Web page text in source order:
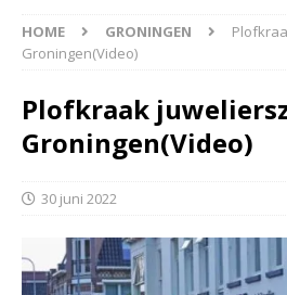
HOME GRONINGEN
Groningen(Video)
Plofkraak
Groningen(Video)
30 juni 2022